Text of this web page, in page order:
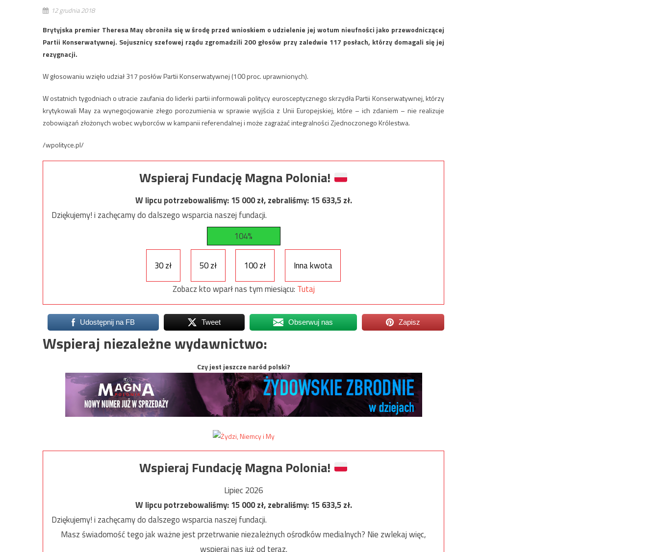
12 grudnia 2018
Brytyjska premier Theresa May obroniła się w środę przed wnioskiem o udzielenie jej wotum nieufności jako przewodniczącej
Partii Konserwatywnej. Sojusznicy szefowej rządu zgromadzili 200 głosów przy zaledwie 117 posłach, którzy domagali się jej
rezygnacji.
W głosowaniu wzięło udział 317 posłów Partii Konserwatywnej (100 proc. uprawnionych).
W ostatnich tygodniach o utracie zaufania do liderki partii informowali politycy eurosceptycznego skrzydła Partii Konserwatywnej, którzy
krytykowali May za wynegocjowanie złego porozumienia w sprawie wyjścia z Unii Europejskiej, które – ich zdaniem – nie realizuje
zobowiązań złożonych wobec wyborców w kampanii referendalnej i może zagrażać integralności Zjednoczonego Królestwa.
/wpolityce.pl/
Wspieraj Fundację Magna Polonia!
W lipcu potrzebowaliśmy:15 000zł, zebraliśmy:15 633,5zł.
Dziękujemy! i zachęcamy do dalszego wsparcia naszej fundacji.
104%
30 zł 50 zł 100 zł
Inna kwota
Zobacz kto wparł nas tym miesiącu: Tutaj
Udostępnij na FB Tweet Obserwuj nas Zapisz
Wspieraj niezależne wydawnictwo:
Czy jest jeszcze naród polski?
Wspieraj Fundację Magna Polonia!
Lipiec 2026
W lipcu potrzebowaliśmy:15 000zł, zebraliśmy:15 633,5zł.
Dziękujemy! i zachęcamy do dalszego wsparcia naszej fundacji.
Masz świadomość tego jak ważne jest przetrwanie niezależnych ośrodków medialnych? Nie zwlekaj więc,
wspieraj nas już od teraz.